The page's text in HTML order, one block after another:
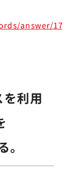
answer/
を利用